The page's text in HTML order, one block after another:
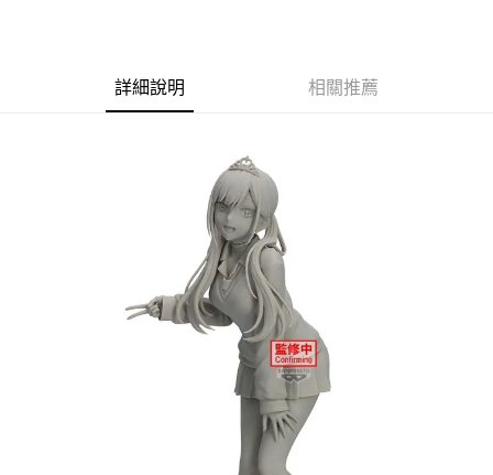
【繳款方式說明】
1.分期款項不併入電信帳單，「大哥付你分期」於每月結算日後寄送繳費提
帳／街口支付／iPASS MONEY」等通路繳費。
1.本服務係由「台灣大哥大股份有限公司」（以下簡稱本公司）所提供，讓
用戶於交易時，得透過本服務購買商品或服務，並由商店將買賣／分期付款
買賣價金債權讓與本公司後，依約使用本公司帳單繳交帳款。
2.基於同意付款使用「大哥付你分期」之契約關係目的，商店將以您的個人
資料（包含姓名、電話或地址）提供予台灣大哥大進項蒐集、處理及利用，
由本公司與您本人進行分期帳單所需資料之確認、核對及更正。
3.完整用戶服務條款，請詳閱以下連結：https://oppay.tw/userRule
預購-付款後全家取貨(舊)
每筆NT$90，滿NT$3,000(含以上)免運費
每筆NT$90，滿NT$3,000(含以上)免運費
每筆NT$90，滿NT$3,000(含以上)免運費
每筆NT$120，滿NT$3,000(含以上)免運費
每筆NT$160，滿NT$3,000(含以上)免運費
東海門市自取，需自備購物袋取貨唷。
詳細說明 相關推薦